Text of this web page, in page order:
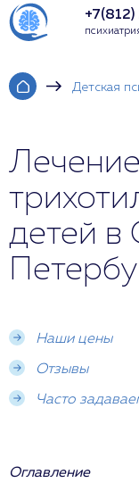
Детская
Лечение
детей в
Наши цены
Отзывы
Часто
Оглавление